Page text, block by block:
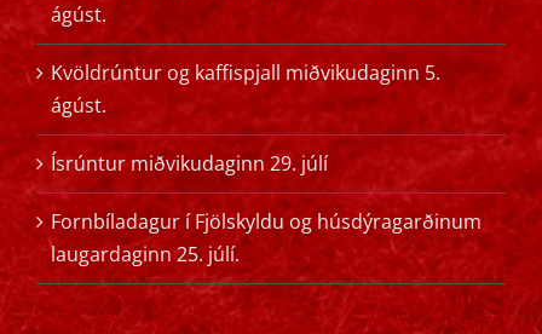
ágúst.
Kvöldrúntur og kaffispjall miðvikudaginn 5.
ágúst.
Ísrúntur miðvikudaginn 29. júlí
Fornbíladagur í Fjölskyldu og húsdýragarðinum
laugardaginn 25. júlí.